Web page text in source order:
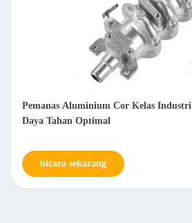
Pemanas Aluminium Cor Kelas
Daya Tahan Optimal
bicara sekarang